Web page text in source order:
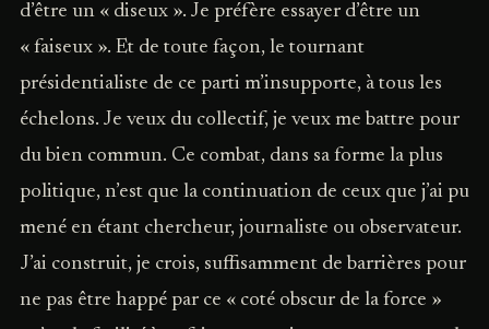
d’être un « diseux ». Je préfère essayer d’être un
« faiseux ». Et de toute façon, le tournant
présidentialiste de ce parti m’insupporte, à tous les
échelons. Je veux du collectif, je veux me battre pour
du bien commun. Ce combat, dans sa forme la plus
politique, n’est que la continuation de ceux que j’ai pu
mené en étant chercheur, journaliste ou observateur.
J’ai construit, je crois, suffisamment de barrières pour
ne pas être happé par ce « coté obscur de la force »